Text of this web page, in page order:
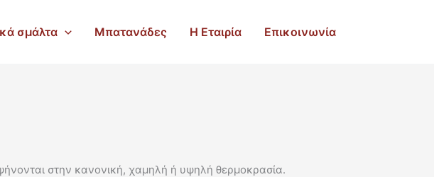
σμάλτα Μπατανάδες Η Εταιρία Επικοινωνία
στην κανονική, χαμηλή ή υψηλή θερμοκρασία.